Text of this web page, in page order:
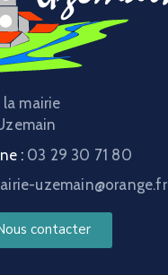
la mairie
: 03 29 30 71 80
uzemain@orange.fr
contacter